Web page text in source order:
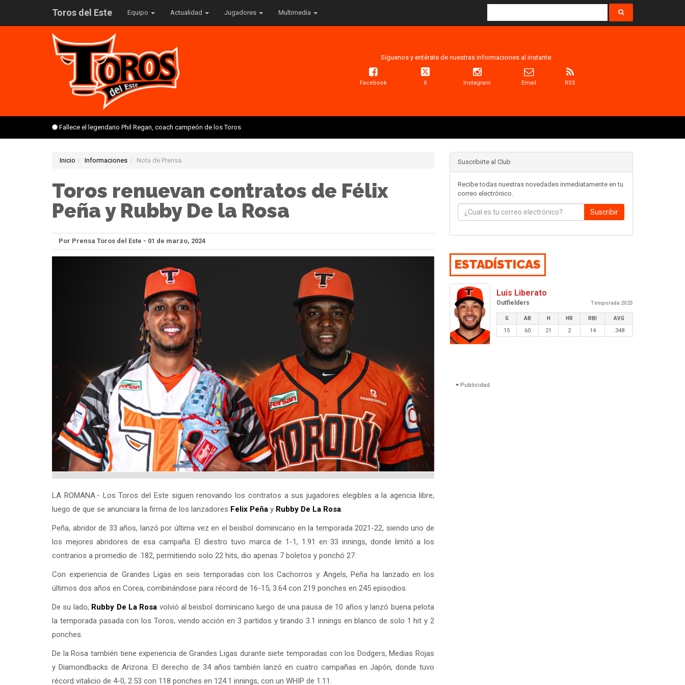
Toros del Este Equipo Actualidad Jugadores Multimedia
Síguenos y entérate de nuestras informaciones al instante:
Facebook X Instagram Email RSS
Fallece el legendario Phil Regan, coach campeón de los Toros
Inicio Informaciones Nota de Prensa
Toros renuevan contratos de Félix
Peña y Rubby De la Rosa
Por Prensa Toros del Este - 01 de marzo, 2024
LA ROMANA.- Los Toros del Este siguen renovando los contratos a sus jugadores elegibles a la agencia libre,
luego de que se anunciara la firma de los lanzadores Felix Peña y Rubby De La Rosa.
Peña, abridor de 33 años, lanzó por última vez en el beisbol dominicano en la temporada 2021-22, siendo uno de
los mejores abridores de esa campaña. El diestro tuvo marca de 1-1, 1.91 en 33 innings, donde limitó a los
contrarios a promedio de .182, permitiendo solo 22 hits, dio apenas 7 boletos y ponchó 27.
Con experiencia de Grandes Ligas en seis temporadas con los Cachorros y Angels, Peña ha lanzado en los
últimos dos años en Corea, combinándose para récord de 16-15, 3.64 con 219 ponches en 245 episodios.
De su lado, Rubby De La Rosa volvió al beisbol dominicano luego de una pausa de 10 años y lanzó buena pelota
la temporada pasada con los Toros, viendo acción en 3 partidos y tirando 3.1 innings en blanco de solo 1 hit y 2
ponches.
De la Rosa también tiene experiencia de Grandes Ligas durante siete temporadas con los Dodgers, Medias Rojas
y Diamondbacks de Arizona. El derecho de 34 años también lanzó en cuatro campañas en Japón, donde tuvo
récord vitalicio de 4-0, 2.53 con 118 ponches en 124.1 innings, con un WHIP de 1.11.
Suscribirte al Club
Recibe todas nuestras novedades inmediatamente en tu
correo electrónico.
Suscribir
ESTADÍSTICAS
Luis Liberato
Outfielders Temporada 2025
G AB H HR RBI AVG
15 60 21 2 14 .348
Publicidad